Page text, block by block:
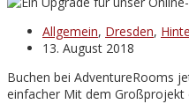
Allgemein, Dresden,
13. August 2018
Buchen bei AdventureRooms
einfacher Mit dem Großprojekt